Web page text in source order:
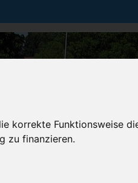
korrekte Funktionsweise
zu finanzieren.